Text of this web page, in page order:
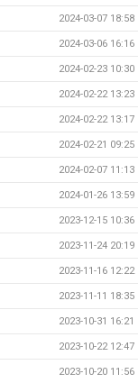
2024-03-07 18:58
2024-03-06 16:16
2024-02-23 10:30
2024-02-22 13:23
2024-02-22 13:17
2024-02-21 09:25
2024-02-07 11:13
2024-01-26 13:59
2023-12-15 10:36
2023-11-24 20:19
2023-11-16 12:22
2023-11-11 18:35
2023-10-31 16:21
2023-10-22 12:47
2023-10-20 11:56